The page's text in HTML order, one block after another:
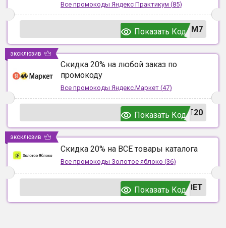
Все промокоды Яндекс Практикум (85)
UM7
Показать Код
Скидка 20% на любой заказ по
промокоду
Все промокоды Яндекс.Маркет (47)
T20
Показать Код
эксклюзив
Скидка 20% на ВСЕ товары каталога
Все промокоды Золотое яблоко (36)
ВЕТ
Показать Код
эксклюзив